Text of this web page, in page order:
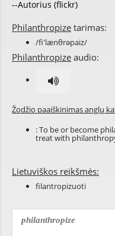
--Autorius (flickr)
Philanthropize tarimas:
/fi'lænθrəpaiz/
Philanthropize audio:
Žodžio paaiškinimas anglų
: To be or become
treat with
Lietuviškos reikšmės:
filantropizuoti
philanthropize